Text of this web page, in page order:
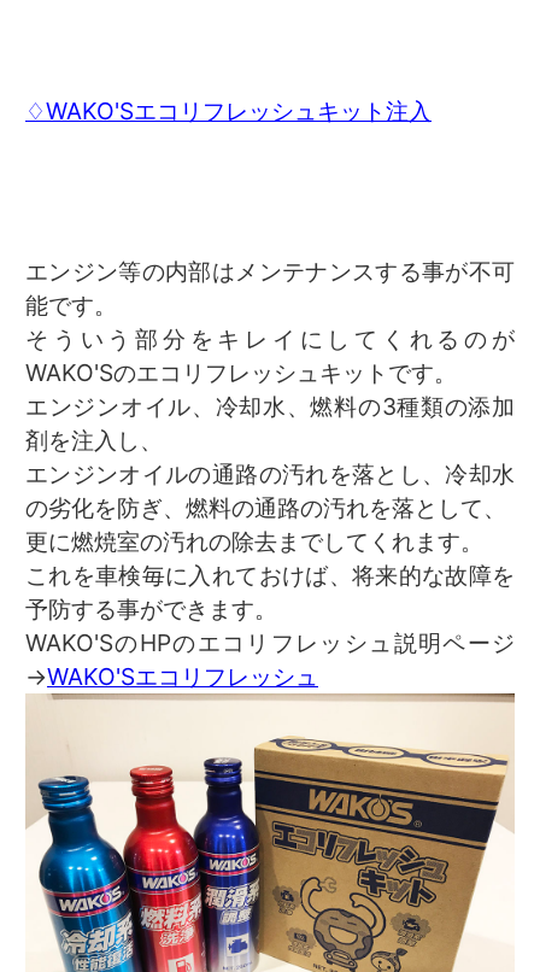
♢WAKO'Sエコリフレッシュキット注入
エンジン等の内部はメンテナンスする事が不可
能です。
そういう部分をキレイにしてくれるのが
WAKO'Sのエコリフレッシュキットです。
エンジンオイル、冷却水、燃料の3種類の添加
剤を注入し、
エンジンオイルの通路の汚れを落とし、冷却水
の劣化を防ぎ、燃料の通路の汚れを落として、
更に燃焼室の汚れの除去までしてくれます。
これを車検毎に入れておけば、将来的な故障を
予防する事ができます。
WAKO'SのHPのエコリフレッシュ説明ページ
→WAKO'Sエコリフレッシュ